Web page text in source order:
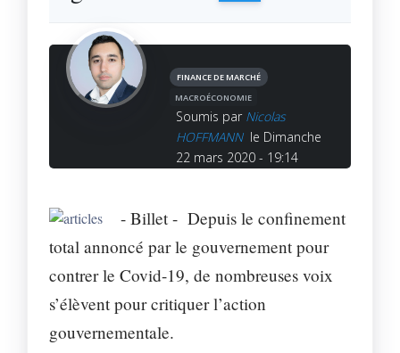
FINANCE DE MARCHÉ
MACROÉCONOMIE
Soumis par Nicolas
HOFFMANN le Dimanche
22 mars 2020 - 19:14
- Billet - Depuis le confinement
total annoncé par le gouvernement pour
contrer le Covid-19, de nombreuses voix
s’élèvent pour critiquer l’action
gouvernementale.